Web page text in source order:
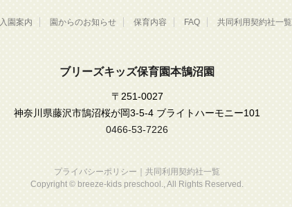
入園案内 園からのお知らせ 保育内容 FAQ 共同利用契約社一覧
ブリーズキッズ保育園本鵠沼園
〒251-0027
神奈川県藤沢市鵠沼桜が岡3-5-4 ブライトハーモニー101
0466-53-7226
プライバシーポリシー
共同利用契約社一覧
Copyright © breeze-kids preschool.,All Rights Reserved.